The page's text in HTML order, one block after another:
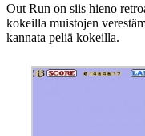
Out Run on siis hieno
kokeilla muistojen
kannata peliä kokeilla.